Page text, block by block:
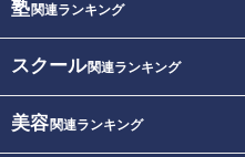
塾関連ランキング
スクール関連ランキング
美容関連ランキング